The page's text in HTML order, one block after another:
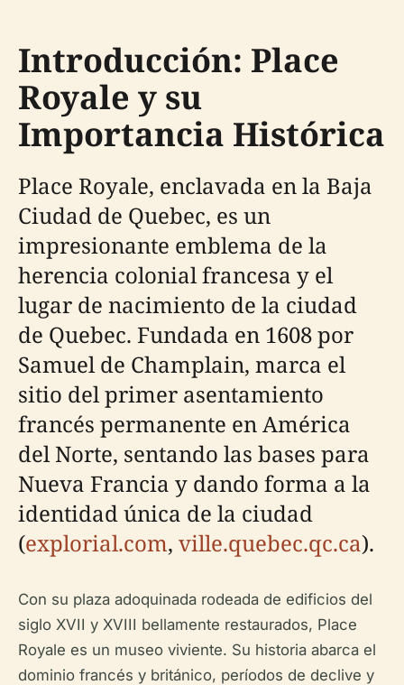
Introducción: Place
Royale y su
Importancia Histórica
Place Royale, enclavada en la Baja
Ciudad de Quebec, es un
impresionante emblema de la
herencia colonial francesa y el
lugar de nacimiento de la ciudad
de Quebec. Fundada en 1608 por
Samuel de Champlain, marca el
sitio del primer asentamiento
francés permanente en América
del Norte, sentando las bases para
Nueva Francia y dando forma a la
identidad única de la ciudad
(explorial.com, ville.quebec.qc.ca).
Con su plaza adoquinada rodeada de edificios del
siglo XVII y XVIII bellamente restaurados, Place
Royale es un museo viviente. Su historia abarca el
dominio francés y británico, períodos de declive y